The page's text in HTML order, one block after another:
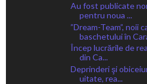
Au fost publicate
pentru noua ...
”Dream-Team”, noii
baschetului în
Încep lucrările de
din Ca...
Deprinderi şi
uitate, rea...